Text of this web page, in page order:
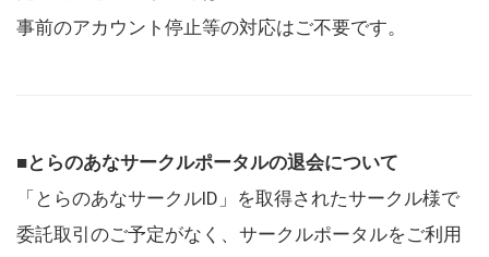
事前のアカウント停止等の対応はご不要です。
■とらのあなサークルポータルの退会について
「とらのあなサークルID」を取得されたサークル様で
委託取引のご予定がなく、サークルポータルをご利用